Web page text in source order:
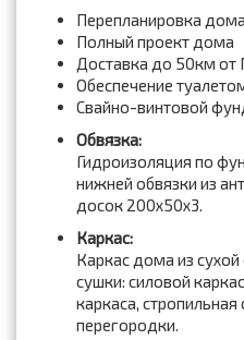
Перепланировка дома
Полный проект дома
Доставка до 50км
Обеспечение
Свайно-винтовой
Обвязка:
Гидроизоляция по
нижней обвязки из
досок 200x50x3.
Каркас:
Каркас дома из
сушки: силовой
каркаса,
перегородки.